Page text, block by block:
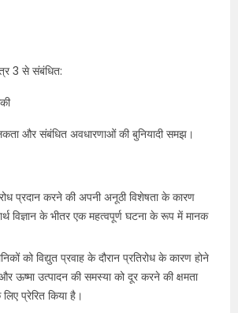
3 से संबंधित:
और संबंधित अवधारणाओं की बुनियादी समझ।
प्रदान करने की अपनी अनूठी विशेषता के कारण
विज्ञान के भीतर एक महत्वपूर्ण घटना के रूप में मानक
को विद्युत प्रवाह के दौरान प्रतिरोध के कारण होने
और ऊष्मा उत्पादन की समस्या को दूर करने की क्षमता
प्रेरित किया है।